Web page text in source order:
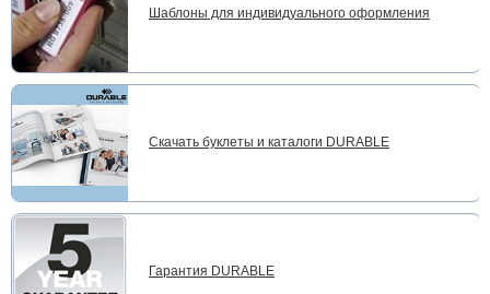
Шаблоны для индивидуального оформления
Скачать буклеты и каталоги DURABLE
Гарантия DURABLE